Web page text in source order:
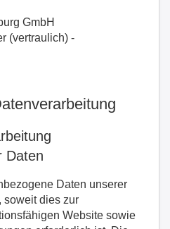
GmbH
(vertraulich) -
Daten
Daten unserer
soweit dies zur
Website sowie